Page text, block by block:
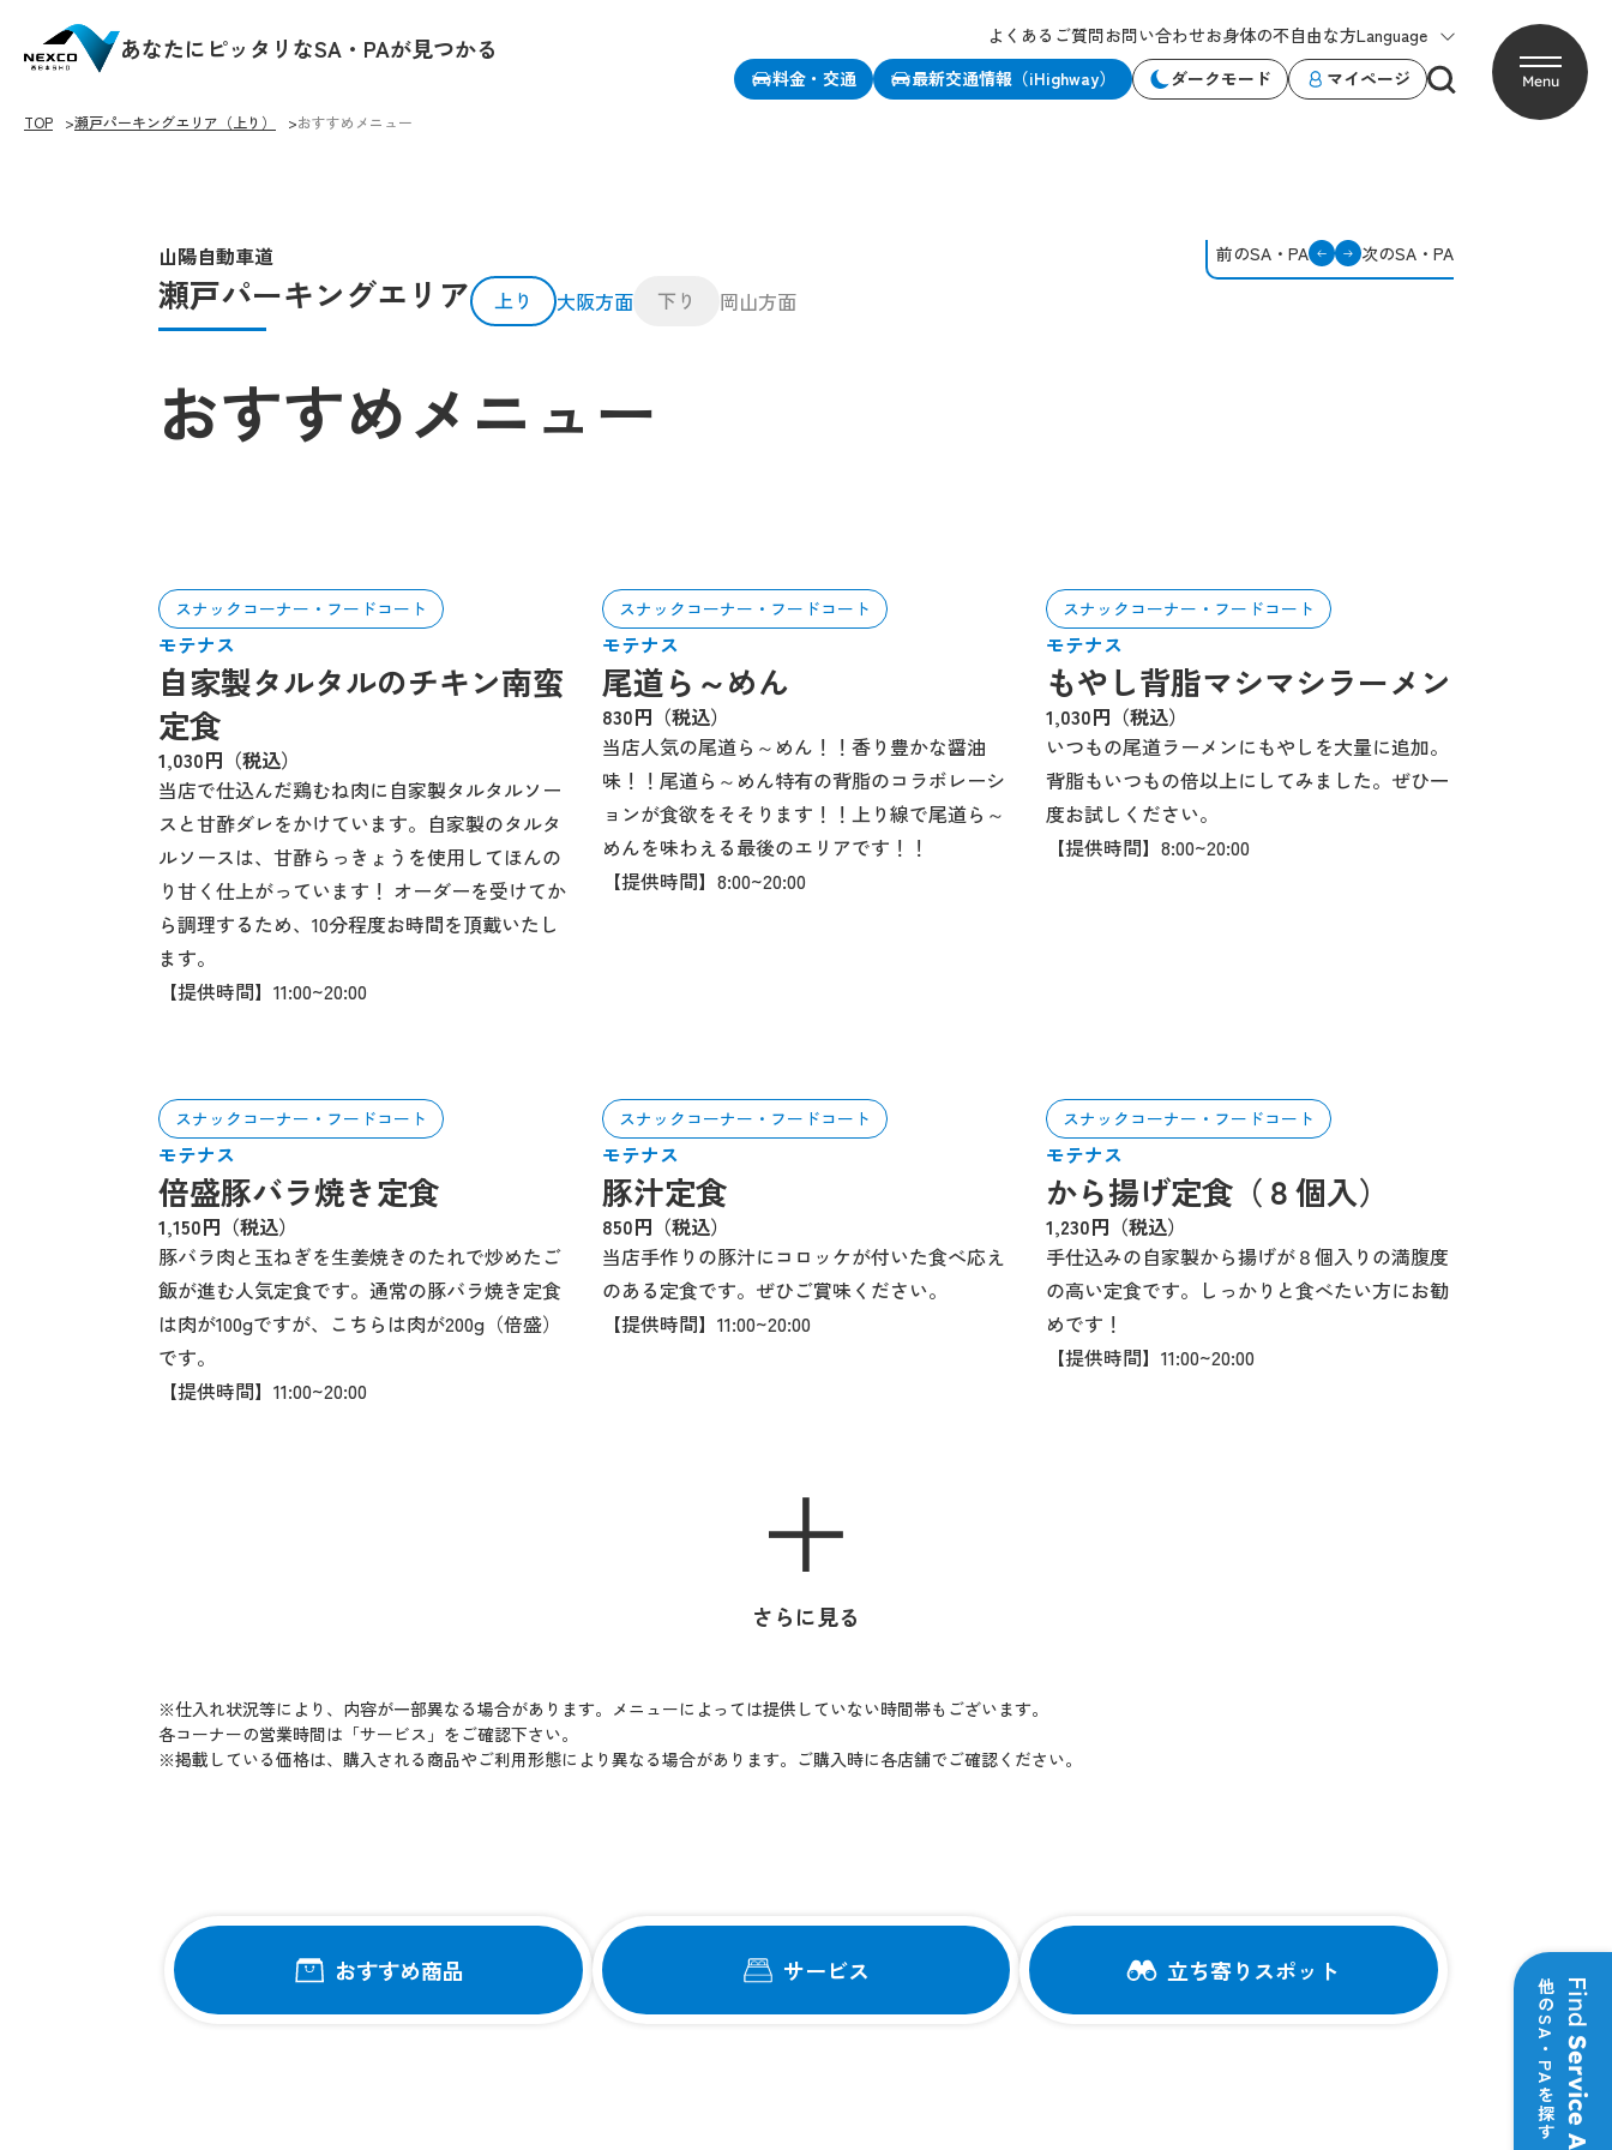
あなたにピッタリなSA・PAが見つかる よくあるご質問お問い合わせお身体の不自由な方Language
料金・交通
最新交通情報（iHighway） ダークモード マイページ Menu
他のSA・PAを探す Find
Service Area
TOP 瀬戸パーキングエリア（上り） おすすめメニュー
山陽自動車道
瀬戸パーキングエリア 上り 大阪方面 下り 岡山方面
おすすめメニュー
前のSA・PA 次のSA・PA
スナックコーナー・フードコート
モテナス
自家製タルタルのチキン南蛮
定食
1,030円（税込）
当店で仕込んだ鶏むね肉に自家製タルタルソー
スと甘酢ダレをかけています。自家製のタルタ
ルソースは、甘酢らっきょうを使用してほんの
り甘く仕上がっています！ オーダーを受けてか
ら調理するため、10分程度お時間を頂戴いたし
ます。
【提供時間】11:00~20:00
スナックコーナー・フードコート
モテナス
尾道ら～めん
830円（税込）
当店人気の尾道ら～めん！！香り豊かな醤油
味！！尾道ら～めん特有の背脂のコラボレーシ
ョンが食欲をそそります！！上り線で尾道ら～
めんを味わえる最後のエリアです！！
【提供時間】8:00~20:00
スナックコーナー・フードコート
モテナス
もやし背脂マシマシラーメン
1,030円（税込）
いつもの尾道ラーメンにもやしを大量に追加。
背脂もいつもの倍以上にしてみました。ぜひ一
度お試しください。
【提供時間】8:00~20:00
スナックコーナー・フードコート
モテナス
倍盛豚バラ焼き定食
1,150円（税込）
豚バラ肉と玉ねぎを生姜焼きのたれで炒めたご
飯が進む人気定食です。通常の豚バラ焼き定食
は肉が100gですが、こちらは肉が200g（倍盛）
です。
【提供時間】11:00~20:00
スナックコーナー・フードコート
モテナス
豚汁定食
850円（税込）
当店手作りの豚汁にコロッケが付いた食べ応え
のある定食です。ぜひご賞味ください。
【提供時間】11:00~20:00
スナックコーナー・フードコート
モテナス
から揚げ定食（８個入）
1,230円（税込）
手仕込みの自家製から揚げが８個入りの満腹度
の高い定食です。しっかりと食べたい方にお勧
めです！
【提供時間】11:00~20:00
さらに見る
※仕入れ状況等により、内容が一部異なる場合があります。メニューによっては提供していない時間帯もございます。
各コーナーの営業時間は「サービス」をご確認下さい。
※掲載している価格は、購入される商品やご利用形態により異なる場合があります。ご購入時に各店舗でご確認ください。
おすすめ商品 サービス 立ち寄りスポット